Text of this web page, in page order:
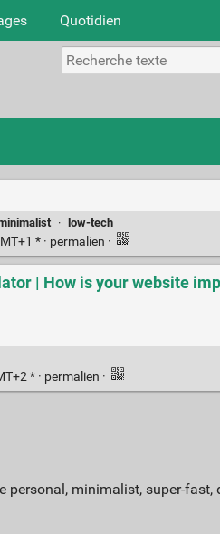
Quotidien
· low-tech
* · permalien ·
| How is your website
* · permalien ·
personal, minimalist, super-